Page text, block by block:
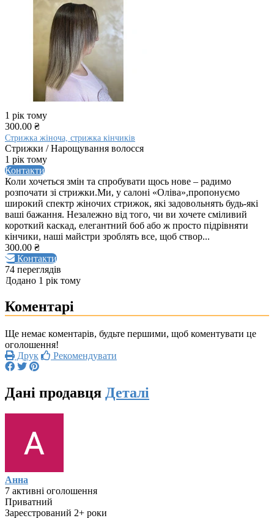
1 рік тому
300.00 ₴
Стрижка жіноча, стрижка кінчиків
Стрижки / Нарощування волосся
1 рік тому
Контакти
Коли хочеться змін та спробувати щось нове – радимо
розпочати зі стрижки.Ми, у салоні «Оліва»,пропонуємо
широкий спектр жіночих стрижок, які задовольнять будь-які
ваші бажання. Незалежно від того, чи ви хочете сміливий
короткий каскад, елегантний боб або ж просто підрівняти
кінчики, наші майстри зроблять все, щоб створ...
300.00 ₴
Контакти
74 переглядів
Додано 1 рік тому
Коментарі
Ще немає коментарів, будьте першими, щоб коментувати це
оголошення!
Друк
Рекомендувати
Дані продавця Деталі
Анна
7 активні оголошення
Приватний
Зареєстрований 2+ роки